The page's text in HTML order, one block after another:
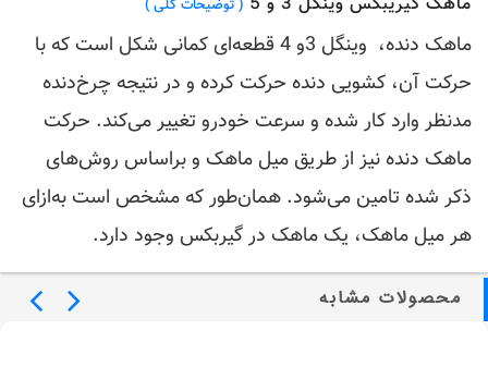
( توضیحات کلی )
ماهک دنده، وینگل 3و 4 قطعه‌ای کمانی شکل است که با
حرکت آن، کشویی دنده حرکت کرده و در نتیجه چرخ‌دنده
مدنظر وارد کار شده و سرعت خودرو تغییر می‌کند. حرکت
ماهک دنده نیز از طریق میل ماهک و براساس روش‌های
ذکر شده تامین می‌شود. همان‌طور که مشخص است به‌ازای
هر میل ماهک، یک ماهک در گیربکس وجود دارد.
محصولات مشابه